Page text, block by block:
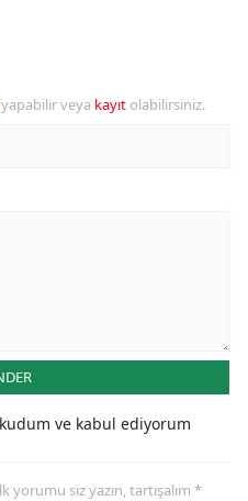
yapabilir veya kayıt olabilirsiniz.
ve kabul ediyorum
siz yazın, tartışalım *